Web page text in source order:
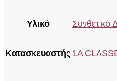
Υλικό Συνθετικό
Κατασκευαστής 1A